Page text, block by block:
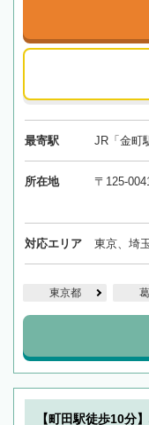
最寄駅 JR「金町
所在地 〒125-
対応エリア 東京、埼
東京都
【町田駅徒歩10分